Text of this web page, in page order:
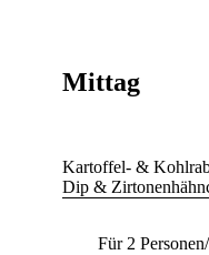
Mittag
Kartoffel- &
Dip &
Für 2